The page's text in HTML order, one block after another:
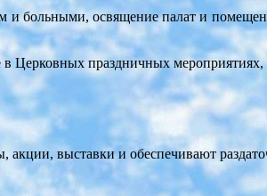
больными, освящение палат и
праздничных мероприятиях,
акции, выставки и обеспечивают